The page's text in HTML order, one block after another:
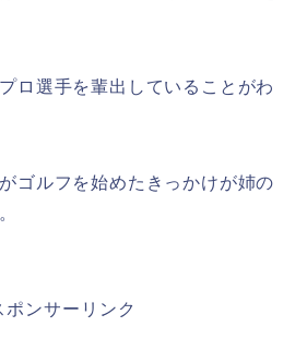
ロ選手を輩出していることがわ
ゴルフを始めたきっかけが姉の
ポンサーリンク